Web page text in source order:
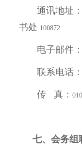
通讯地址
书处 100872
电子邮件
联系电话
传 真：
七、会务组